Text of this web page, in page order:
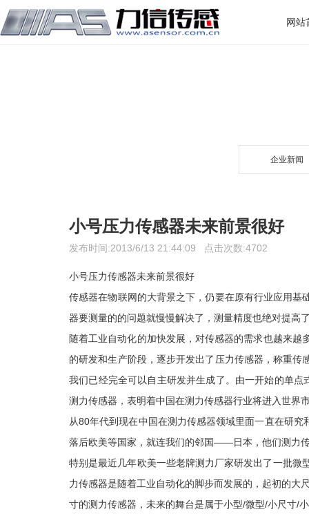
网站
企业新闻
小号压力传感器未来前景很好
发布时间:2013/6/13 21:44:09 点击次数:4702
小号压力传感器未来前景很好
传感器在物联网的大背景之下，仍要在原有行业应用
器要测量的的问题就慢慢解决了，测量精度也绝对提高
随着工业自动化的加快发展，对传感器的需求也越来
的研发和生产阶段，逐步开发出了压力传感器，称重
我们已经完全可以自主研发并生成了。由一开始的单
测力传感器，表明着中国在测力传感器行业将进入世界
从80年代到现在中国在测力传感器领域里面一直在研
落后欧美等国家，就连我们的邻国——日本，他们测力
特别是最近几年欧美一些老牌测力厂家研发出了一批
力传感器是随着工业自动化的脚步而发展的，起初的大
寸的测力传感器，未来的舞台是属于小型/微型/小尺寸/